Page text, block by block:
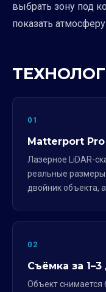
выбрать зону под
показать
01
Matterport Pro
Лазерное LiDAR-
реальные
двойник объекта,
02
Съёмка за 1–3
Объект снимается